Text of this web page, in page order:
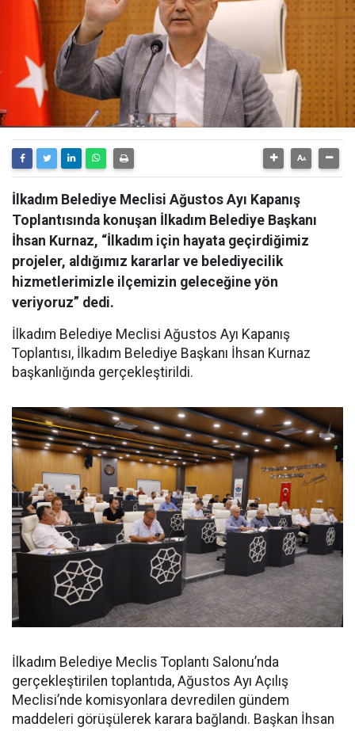
İlkadım Belediye Meclisi Ağustos Ayı Kapanış
Toplantısında konuşan İlkadım Belediye Başkanı
İhsan Kurnaz, “İlkadım için hayata geçirdiğimiz
projeler, aldığımız kararlar ve belediyecilik
hizmetlerimizle ilçemizin geleceğine yön
veriyoruz” dedi.
İlkadım Belediye Meclisi Ağustos Ayı Kapanış
Toplantısı, İlkadım Belediye Başkanı İhsan Kurnaz
başkanlığında gerçekleştirildi.
İlkadım Belediye Meclis Toplantı Salonu’nda
gerçekleştirilen toplantıda, Ağustos Ayı Açılış
Meclisi’nde komisyonlara devredilen gündem
maddeleri görüşülerek karara bağlandı. Başkan İhsan